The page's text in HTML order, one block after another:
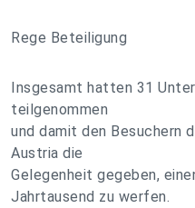
Rege Beteiligung
Insgesamt hatten 31
teilgenommen
und damit den Besuchern
Austria die
Gelegenheit gegeben,
Jahrtausend zu werfen.